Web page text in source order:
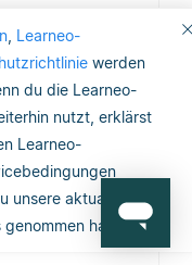
, Learneo-
werden
du die Learneo-
nutzt, erklärst
Learneo-
unsere aktualisierte
genommen hast.